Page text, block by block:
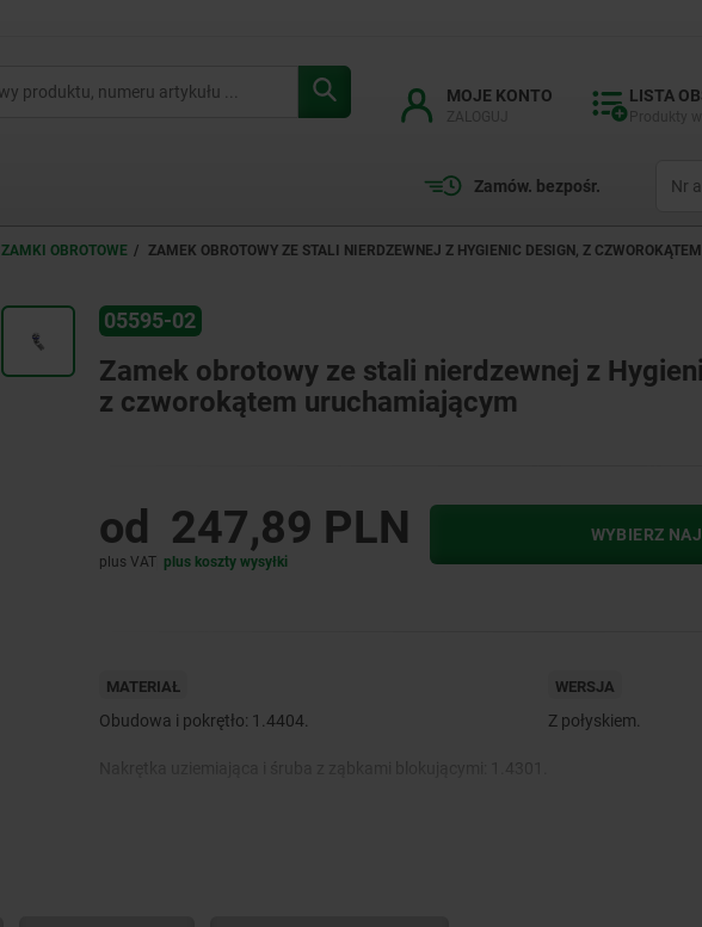
MOJE KONTO LISTA
Zamów. bezpośr.
ZAMKI OBROTOWE ZAMEK OBROTOWY ZE STALI NIERDZEWNEJ Z HYGIENIC DESIGN, Z
05595-02
Zamek obrotowy ze stali nierdzewnej z
z czworokątem uruchamiającym
od 247,89 PLN
plus VAT plus koszty wysyłki
WYBIERZ
MATERIAŁ
Obudowa i pokrętło: 1.4404.
WERSJA
Z połyskiem.